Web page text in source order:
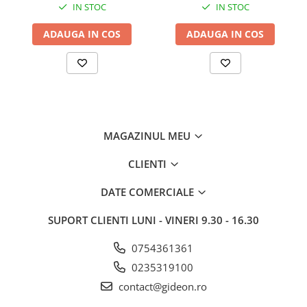
IN STOC
ADAUGA IN COS
IN STOC
ADAUGA IN COS
MAGAZINUL MEU
CLIENTI
DATE COMERCIALE
SUPORT CLIENTI LUNI - VINERI 9.30 - 16.30
0754361361
0235319100
contact@gideon.ro